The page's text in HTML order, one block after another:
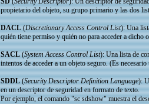
propietario del objeto, su grupo primario y las dos
DACL(Discretionary Access Control List): Una
quién tiene permiso y quién no para acceder a dicho
SACL(System Access Control List): Una lista de
intentos de acceder a un objeto seguro. (Es
SDDL(Security Descriptor Definition Language):
en un descriptor de seguridad en formato de texto.
Por ejemplo, el comando "sc sdshow" muestra el